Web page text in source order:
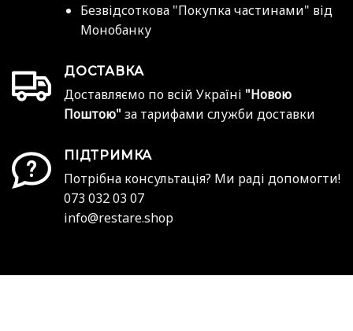
Безвідсоткова "Покупка частинами" від
Монобанку
ДОСТАВКА
Доставляємо по всій Україні "Новою
Поштою" за тарифами служби доставки
ПІДТРИМКА
Потрібна консультація? Ми раді допомогти!
073 032 03 07
info@restare.shop